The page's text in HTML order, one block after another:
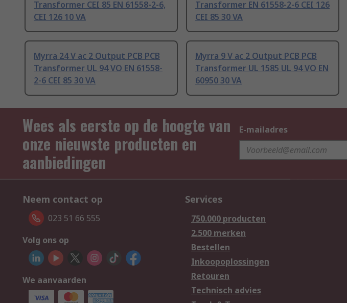
Transformer CEI 85 EN 61558-2-6,
CEI 126 10 VA
Transformer EN 61558-2-6 CEI 126
CEI 85 30 VA
Myrra 24 V ac 2 Output PCB PCB
Transformer UL 94 VO EN 61558-
2-6 CEI 85 30 VA
Myrra 9 V ac 2 Output PCB PCB
Transformer UL 1585 UL 94 VO EN
60950 30 VA
Wees als eerste op de hoogte van
onze nieuwste producten en
aanbiedingen
E-mailadres
Neem contact op
023 51 66 555
Volg ons op
We aanvaarden
Services
750.000 producten
2.500 merken
Bestellen
Inkoopoplossingen
Retouren
Technisch advies